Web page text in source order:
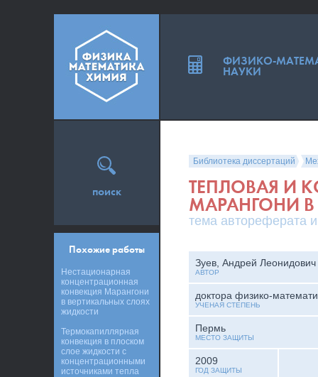
Библиотека диссертаций
ТЕПЛОВАЯ И
МАРАНГОНИ
тема автореферата
Зуев, Андрей Леонидович
АВТОР
доктора физико-
УЧЕНАЯ СТЕПЕНЬ
Пермь
МЕСТО ЗАЩИТЫ
2009
ГОД ЗАЩИТЫ
поиск
Похожие работы
Нестационарная
концентрационная
конвекция Марангони
в вертикальных слоях
жидкости
Термокапиллярная
конвекция в плоском
слое жидкости с
концентрационными
источниками тепла
ФИЗИКО-
НАУКИ